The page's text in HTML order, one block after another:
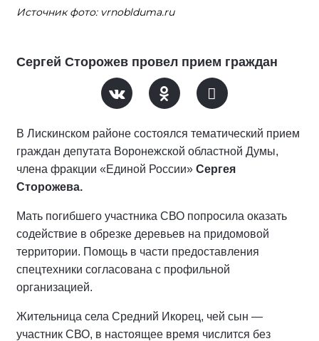
Источник фото: vrnoblduma.ru
Сергей Сторожев провел прием граждан
В Лискинском районе состоялся тематический прием
граждан депутата Воронежской областной Думы,
члена фракции «Единой России» Сергея
Сторожева.
Мать погибшего участника СВО попросила оказать
содействие в обрезке деревьев на придомовой
территории. Помощь в части предоставления
спецтехники согласована с профильной
организацией.
Жительница села Средний Икорец, чей сын —
участник СВО, в настоящее время числится без